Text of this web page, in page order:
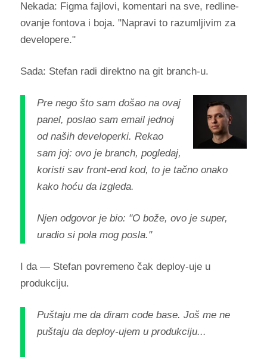
Nekada: Figma fajlovi, komentari na sve, redline-
ovanje fontova i boja. "Napravi to razumljivim za
developere."
Sada: Stefan radi direktno na git branch-u.
Pre nego što sam došao na ovaj
panel, poslao sam email jednoj
od naših developerki. Rekao
sam joj: ovo je branch, pogledaj,
koristi sav front-end kod, to je tačno onako
kako hoću da izgleda.
Njen odgovor je bio: "O bože, ovo je super,
uradio si pola mog posla."
I da — Stefan povremeno čak deploy-uje u
produkciju.
Puštaju me da diram code base. Još me ne
puštaju da deploy-ujem u produkciju...